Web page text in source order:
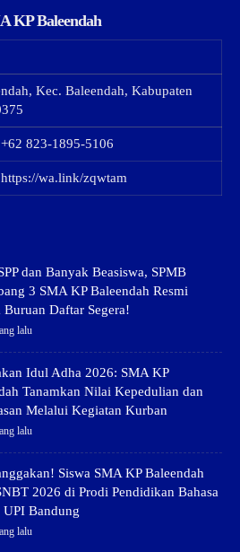
KP Baleendah
Kec. Baleendah, Kabupaten
+62 823-1895-5106
https://wa.link/zqwtam
dan Banyak Beasiswa, SPMB
3 SMA KP Baleendah Resmi
Daftar Segera!
lalu
Idul Adha 2026: SMA KP
Tanamkan Nilai Kepedulian dan
Melalui Kegiatan Kurban
lalu
Siswa SMA KP Baleendah
2026 di Prodi Pendidikan Bahasa
UPI Bandung
lalu